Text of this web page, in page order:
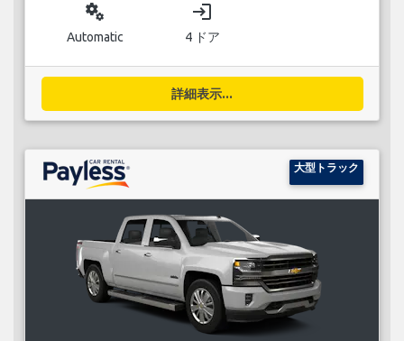
miscellaneous_services
Automatic
login
4 ドア
詳細表示...
大型トラック